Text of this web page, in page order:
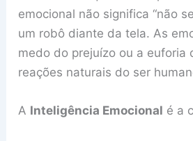
emocional não significa “não
um robô diante da tela. As
medo do prejuízo ou a euforia
reações naturais do ser
A Inteligência Emocional é a